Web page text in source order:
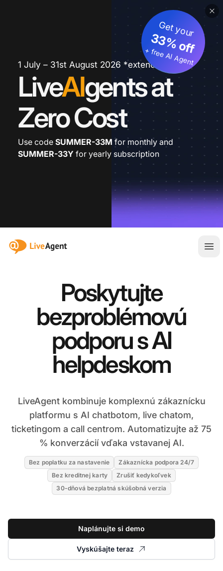
1 July – 31st August 2026 *extended
LiveAIgents at
Zero Cost
Get your
33% off
+ free AI Agent
Use code SUMMER-33M for monthly and
SUMMER-33Y for yearly subscription
:site.title
Poskytujte
bezproblémovú
podporu s AI
helpdeskom
LiveAgent kombinuje komplexnú zákaznícku
platformu s AI chatbotom, live chatom,
ticketingom a call centrom. Automatizujte až 75
% konverzácií vďaka vstavanej AI.
Bez poplatku za nastavenie
Zákaznícka podpora 24/7
Bez kreditnej karty
Zrušiť kedykoľvek
30-dňová bezplatná skúšobná verzia
Naplánujte si demo
Vyskúšajte teraz